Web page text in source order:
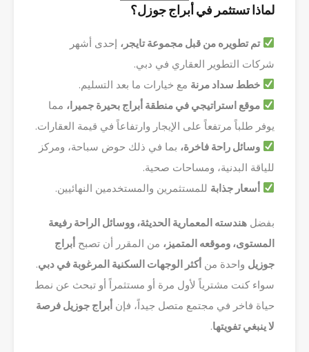
لماذا تستثمر في أبراج جوزل؟
تم تطويره من قبل مجموعة تايجر، إحدى أشهر
شركات التطوير العقاري في دبي.
خطط سداد مرنة مع خيارات ما بعد التسليم.
موقع استراتيجي في منطقة أبراج بحيرة جميرا، مما
يوفر طلباً مرتفعاً على الإيجار وارتفاعاً في قيمة العقارات.
وسائل راحة فاخرة، بما في ذلك حوض سباحة، ومركز
للياقة البدنية، ومساحات صحية.
أسعار جذابة للمستثمرين والمستخدمين النهائيين.
بفضل هندسته المعمارية الحديثة، ووسائل الراحة رفيعة
المستوى، وموقعه المتميز، من المقرر أن تصبح أبراج
جوزيل واحدة من أكثر الوجهات السكنية المرغوبة في دبي.
سواء كنت مشترياً لأول مرة أو مستثمراً أو تبحث عن نمط
حياة فاخر في مجتمع متصل جيداً، فإن أبراج جوزيل فرصة
لا ينبغي تفويتها.